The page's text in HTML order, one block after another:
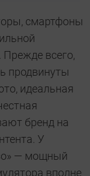
смартфоны
всего,
продвинуты
идеальная
бренд на
У
— мощный
вполне